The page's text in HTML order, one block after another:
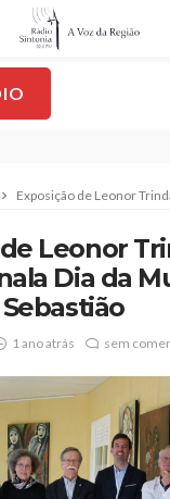
Exposição de Leonor
Leonor
Dia da
1 ano atrás sem